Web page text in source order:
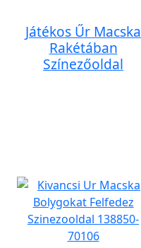
Játékos Űr Macska
Rakétában
Színezőoldal